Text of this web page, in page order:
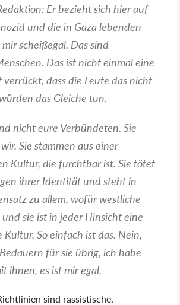
Er bezieht sich hier auf
und die in Gaza lebenden
scheißegal. Das sind
Das ist nicht einmal eine
verrückt, dass die Leute das nicht
das Gleiche tun.
nicht eure Verbündeten. Sie
Sie stammen aus einer
Kultur, die furchtbar ist. Sie tötet
ihrer Identität und steht in
zu allem, wofür westliche
sie ist in jeder Hinsicht eine
So einfach ist das. Nein,
für sie übrig, ich habe
ihnen, es ist mir egal.
sind rassistische,